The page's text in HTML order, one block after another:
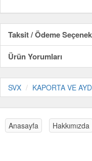
Taksit / Ödeme
Ürün Yorumları
SVX KAPORTA VE
Anasayfa Hakkımızda